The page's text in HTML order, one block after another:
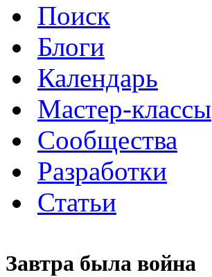
Поиск
Блоги
Календарь
Мастер-классы
Сообщества
Разработки
Статьи
Завтра была война